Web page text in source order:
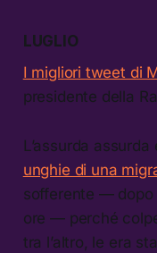
LUGLIO
I migliori tweet di
presidente della
L’assurda
unghie di una
sofferente — dopo
ore — perché
tra l’altro, le era